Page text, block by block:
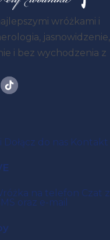
wróżkami i
jasnowidzenie,
i bez wychodzenia z
Dołącz do nas Kontakt
na telefon Czat z
oraz e-mail